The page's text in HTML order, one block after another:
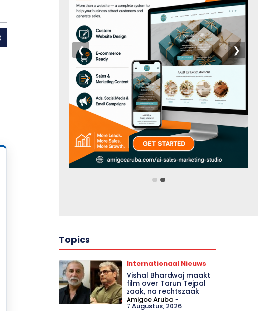
❮ ❯
Topics
Internationaal Nieuws
Vishal Bhardwaj maakt
film over Tarun Tejpal
zaak, na rechtszaak
Amigoe Aruba -
7 Augustus, 2026